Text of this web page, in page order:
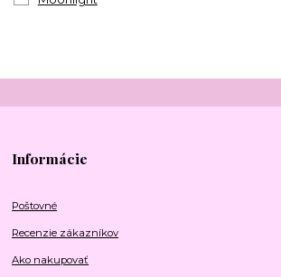
Informácie
Poštovné
Recenzie zákazníkov
Ako nakupovať